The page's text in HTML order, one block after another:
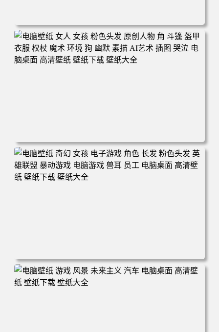
电脑壁纸 奇幻 女孩 眼罩 英雄联盟 电脑桌面 高清壁纸 壁纸
下载 壁纸大全
电脑壁纸 女人 女孩 粉色头发 原创人物 角 斗篷 盔甲 衣服
权杖 魔术 环境 狗 幽默 素描 AI艺术 插图 哭泣 电脑桌面 高
清壁纸 壁纸下载 壁纸大全
电脑壁纸 奇幻 女孩 电子游戏 角色 长发 粉色头发 英雄联盟
暴动游戏 电脑游戏 兽耳 员工 电脑桌面 高清壁纸 壁纸下载